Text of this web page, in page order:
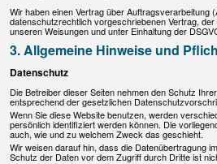
Wir haben einen Vertrag über Auftragsverarbeitung
datenschutzrechtlich vorgeschriebenen Vertrag,
unseren Weisungen und unter Einhaltung der
3. Allgemeine Hinweise und
Datenschutz
Die Betreiber dieser Seiten nehmen den Schutz
entsprechend der gesetzlichen
Wenn Sie diese Website benutzen, werden
persönlich identifiziert werden können. Die
auch, wie und zu welchem Zweck das geschieht.
Wir weisen darauf hin, dass die Datenübertragung
Schutz der Daten vor dem Zugriff durch Dritte ist